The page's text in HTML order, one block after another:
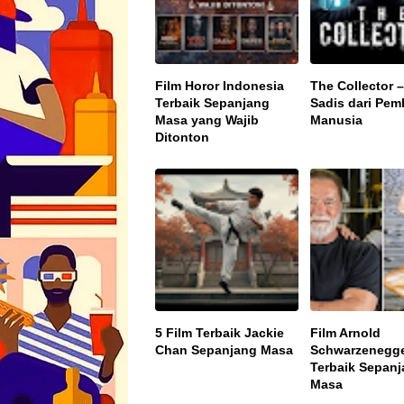
Film Horor Indonesia
Terbaik Sepanjang
Masa yang Wajib
Ditonton
The Collector
Sadis dari
Manusia
5 Film Terbaik Jackie
Chan Sepanjang Masa
Film Arnold
Terbaik
Masa